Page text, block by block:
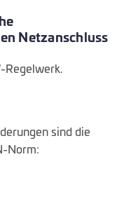
Netzanschluss
Regelwerk.
sind die
Norm: